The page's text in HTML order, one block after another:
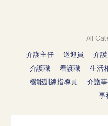
All
介護主任
送迎員 介
介護職
看護職 生活
機能訓練指導員
介護
事